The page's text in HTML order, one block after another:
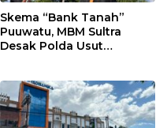
Skema “Bank Tanah”
Puuwatu, MBM Sultra
Desak Polda Usut